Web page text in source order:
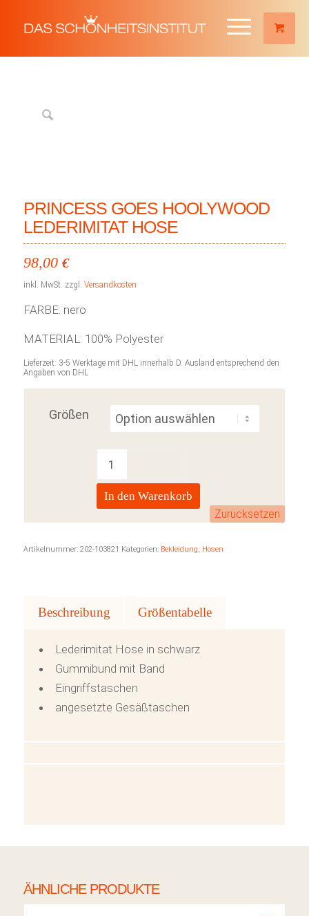
PRINCESS GOES HOOLYWOOD
LEDERIMITAT HOSE
98,00 €
inkl. MwSt. zzgl. Versandkosten
FARBE: nero
MATERIAL: 100% Polyester
Lieferzeit: 3-5 Werktage mit DHL innerhalb D. Ausland entsprechend den
Angaben von DHL
Größen
Zurücksetzen
In den Warenkorb
Artikelnummer: 202-103821 Kategorien: Bekleidung, Hosen
Beschreibung Größentabelle
Lederimitat Hose in schwarz
Gummibund mit Band
Eingriffstaschen
angesetzte Gesäßtaschen
ÄHNLICHE PRODUKTE